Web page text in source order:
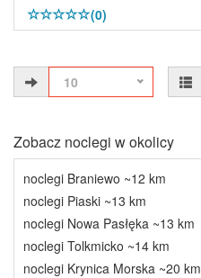
(0)
10
Zobacz noclegi w okolicy
noclegi Braniewo ~12 km
noclegi Piaski ~13 km
noclegi Nowa Pasłęka ~13 km
noclegi Tolkmicko ~14 km
noclegi Krynica Morska ~20 km